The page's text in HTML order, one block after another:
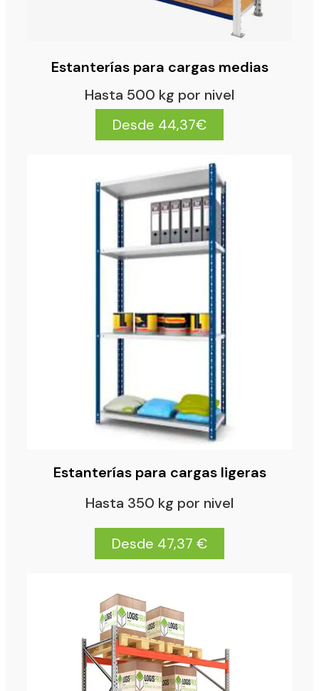
Estanterías para cargas medias
Hasta 500 kg por nivel
Desde 44,37€
Estanterías para cargas ligeras
Hasta 350 kg por nivel
Desde 47,37 €